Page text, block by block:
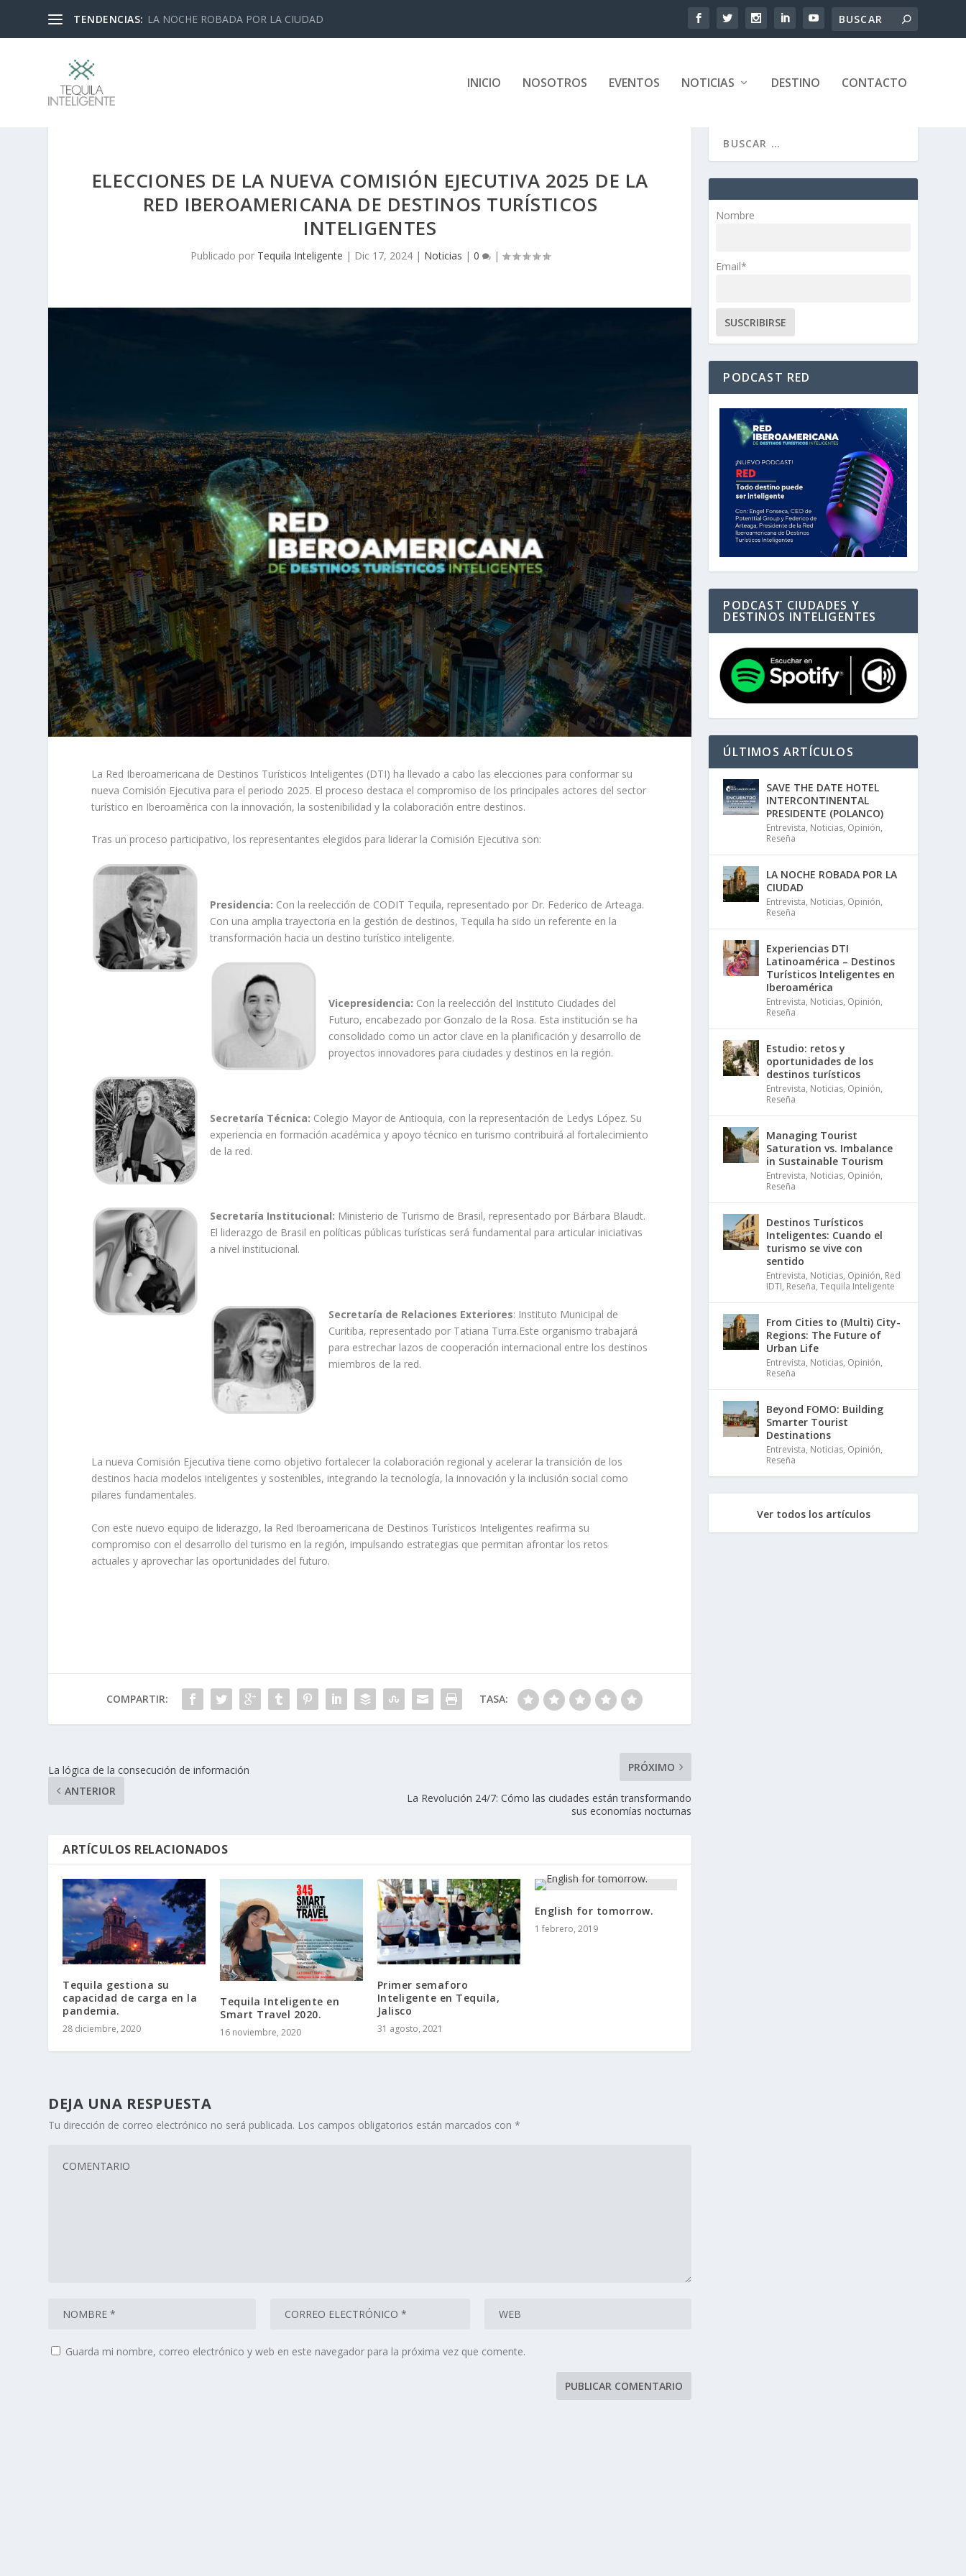
TENDENCIAS: LA NOCHE ROBADA POR LA CIUDAD
INICIO NOSOTROS EVENTOS NOTICIAS DESTINO CONTACTO
ELECCIONES DE LA NUEVA COMISIÓN EJECUTIVA 2025 DE LA
RED IBEROAMERICANA DE DESTINOS TURÍSTICOS
INTELIGENTES
Publicado por Tequila Inteligente | Dic 17, 2024| Noticias | 0 |
La Red Iberoamericana de Destinos Turísticos Inteligentes (DTI) ha llevado a cabo las elecciones para conformar su
nueva Comisión Ejecutiva para el periodo 2025. El proceso destaca el compromiso de los principales actores del sector
turístico en Iberoamérica con la innovación, la sostenibilidad y la colaboración entre destinos.
Tras un proceso participativo, los representantes elegidos para liderar la Comisión Ejecutiva son:
Presidencia: Con la reelección de CODIT Tequila, representado por Dr. Federico de Arteaga.
Con una amplia trayectoria en la gestión de destinos, Tequila ha sido un referente en la
transformación hacia un destino turístico inteligente.
Vicepresidencia: Con la reelección del Instituto Ciudades del
Futuro, encabezado por Gonzalo de la Rosa. Esta institución se ha
consolidado como un actor clave en la planificación y desarrollo de
proyectos innovadores para ciudades y destinos en la región.
Secretaría Técnica: Colegio Mayor de Antioquia, con la representación de Ledys López. Su
experiencia en formación académica y apoyo técnico en turismo contribuirá al fortalecimiento
de la red.
Secretaría Institucional: Ministerio de Turismo de Brasil, representado por Bárbara Blaudt.
El liderazgo de Brasil en políticas públicas turísticas será fundamental para articular iniciativas
a nivel institucional.
Secretaría de Relaciones Exteriores: Instituto Municipal de
Curitiba, representado por Tatiana Turra.Este organismo trabajará
para estrechar lazos de cooperación internacional entre los destinos
miembros de la red.
La nueva Comisión Ejecutiva tiene como objetivo fortalecer la colaboración regional y acelerar la transición de los
destinos hacia modelos inteligentes y sostenibles, integrando la tecnología, la innovación y la inclusión social como
pilares fundamentales.
Con este nuevo equipo de liderazgo, la Red Iberoamericana de Destinos Turísticos Inteligentes reafirma su
compromiso con el desarrollo del turismo en la región, impulsando estrategias que permitan afrontar los retos
actuales y aprovechar las oportunidades del futuro.
COMPARTIR: TASA:
La lógica de la consecución de información
ANTERIOR
PRÓXIMO
La Revolución 24/7: Cómo las ciudades están transformando
sus economías nocturnas
ARTÍCULOS RELACIONADOS
Tequila gestiona su
capacidad de carga en la
pandemia.
28 diciembre, 2020
Tequila Inteligente en
Smart Travel 2020.
16 noviembre, 2020
Primer semaforo
Inteligente en Tequila,
Jalisco
31 agosto, 2021
English for tomorrow.
1 febrero, 2019
DEJA UNA RESPUESTA
Tu dirección de correo electrónico no será publicada. Los campos obligatorios están marcados con*
Guarda mi nombre, correo electrónico y web en este navegador para la próxima vez que comente.
Nombre
Email*
PODCAST RED
PODCAST CIUDADES Y
DESTINOS INTELIGENTES
ÚLTIMOS ARTÍCULOS
SAVE THE DATE HOTEL
INTERCONTINENTAL
PRESIDENTE (POLANCO)
Entrevista, Noticias, Opinión,
Reseña
LA NOCHE ROBADA POR LA
CIUDAD
Entrevista, Noticias, Opinión,
Reseña
Experiencias DTI
Latinoamérica – Destinos
Turísticos Inteligentes en
Iberoamérica
Entrevista, Noticias, Opinión,
Reseña
Estudio: retos y
oportunidades de los
destinos turísticos
Entrevista, Noticias, Opinión,
Reseña
Managing Tourist
Saturation vs. Imbalance
in Sustainable Tourism
Entrevista, Noticias, Opinión,
Reseña
Destinos Turísticos
Inteligentes: Cuando el
turismo se vive con
sentido
Entrevista, Noticias, Opinión, Red
IDTI, Reseña,Tequila Inteligente
From Cities to (Multi) City-
Regions: The Future of
Urban Life
Entrevista, Noticias, Opinión,
Reseña
Beyond FOMO: Building
Smarter Tourist
Destinations
Entrevista, Noticias, Opinión,
Reseña
Ver todos los artículos